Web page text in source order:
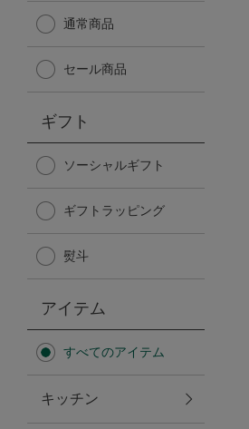
Afternoon Tea TEAROOM
Afternoon Tea TEAROOM
日傘
保冷バッグ
無重力シリーズ
通常商品
セール商品
ギフト
ソーシャルギフト
ギフトラッピング
熨斗
アイテム
すべてのアイテム
キッチン